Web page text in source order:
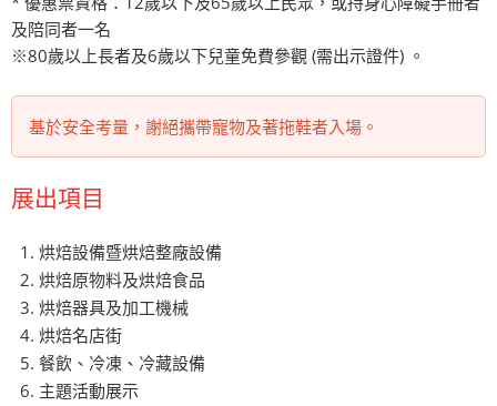
及陪同者一名
※80歲以上長者及6歲以下兒童免費參觀 (需出示證件) 。
基於安全考量，謝絕攜帶寵物及著拖鞋者入場。
展出項目
烘焙設備暨烘焙整廠設備
烘焙原物料及烘焙食品
烘焙器具及加工機械
烘焙名店街
餐飲、冷凍、冷藏設備
主題活動展示